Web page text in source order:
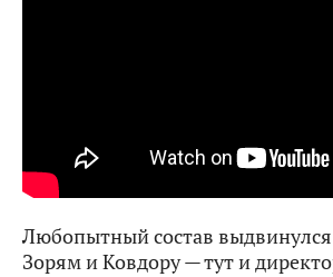
Любопытный состав
Зорям и Ковдору — тут и